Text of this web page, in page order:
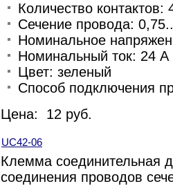
Количество контактов:
Сечение провода:
Номинальное
Номинальный ток: 24 А
Цвет: зеленый
Способ подключения
Цена: 12 руб.
UC42-06
Клемма соединительная
соединения проводов